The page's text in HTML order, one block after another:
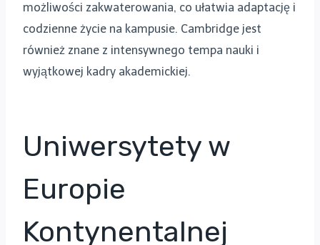
możliwości zakwaterowania, co ułatwia adaptację i
codzienne życie na kampusie. Cambridge jest
również znane z intensywnego tempa nauki i
wyjątkowej kadry akademickiej.
Uniwersytety w
Europie
Kontynentalnej